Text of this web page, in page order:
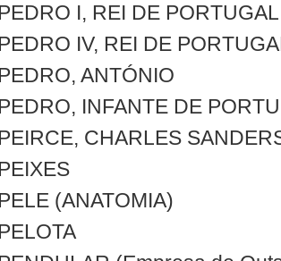
PEDRO I, REI DE PORTUGAL
PEDRO IV, REI DE
PEDRO, ANTÓNIO
PEDRO, INFANTE DE
PEIRCE, CHARLES
PEIXES
PELE (ANATOMIA)
PELOTA